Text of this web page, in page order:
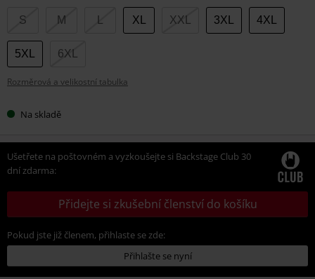
Vyberte
velikost
S M XL XXL 3XL 4XL
5XL 6XL
Rozměrová a velikostní tabulka
Na skladě
Ušetřete na poštovném a vyzkoušejte si Backstage Club 30
dní zdarma:
Přidejte si zkušební členství do košíku
Pokud jste již členem, přihlaste se zde:
Přihlašte se nyní